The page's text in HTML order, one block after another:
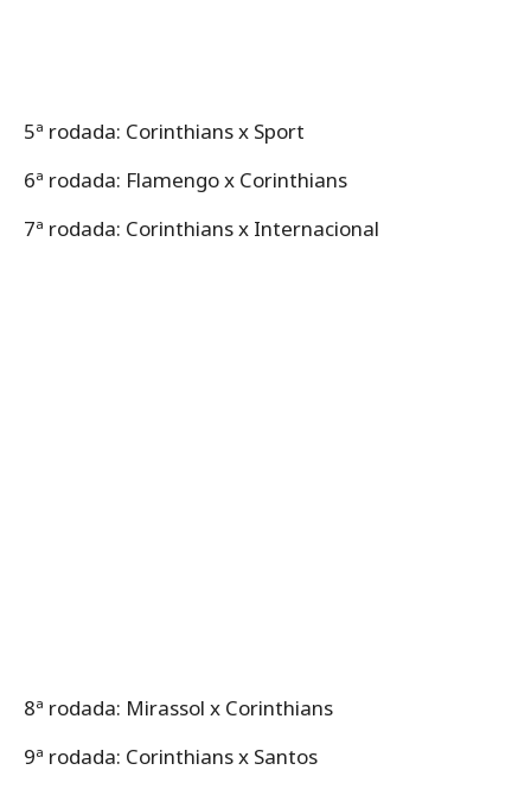
5ª rodada: Corinthians x Sport
6ª rodada: Flamengo x Corinthians
7ª rodada: Corinthians x Internacional
8ª rodada: Mirassol x Corinthians
9ª rodada: Corinthians x Santos